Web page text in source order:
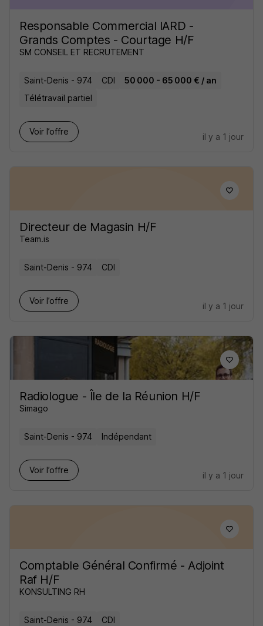
Responsable Commercial IARD -
Grands Comptes - Courtage H/F
SM CONSEIL ET RECRUTEMENT
Saint-Denis - 974 CDI
50 000 - 65 000 € / an
Télétravail partiel
Voir l’offre
il y a 1 jour
Directeur de Magasin H/F
Team.is
Saint-Denis - 974 CDI
Voir l’offre
il y a 1 jour
Radiologue - Île de la Réunion H/F
Simago
Saint-Denis - 974 Indépendant
Voir l’offre
il y a 1 jour
Comptable Général Confirmé - Adjoint
Raf H/F
KONSULTING RH
Saint-Denis - 974 CDI